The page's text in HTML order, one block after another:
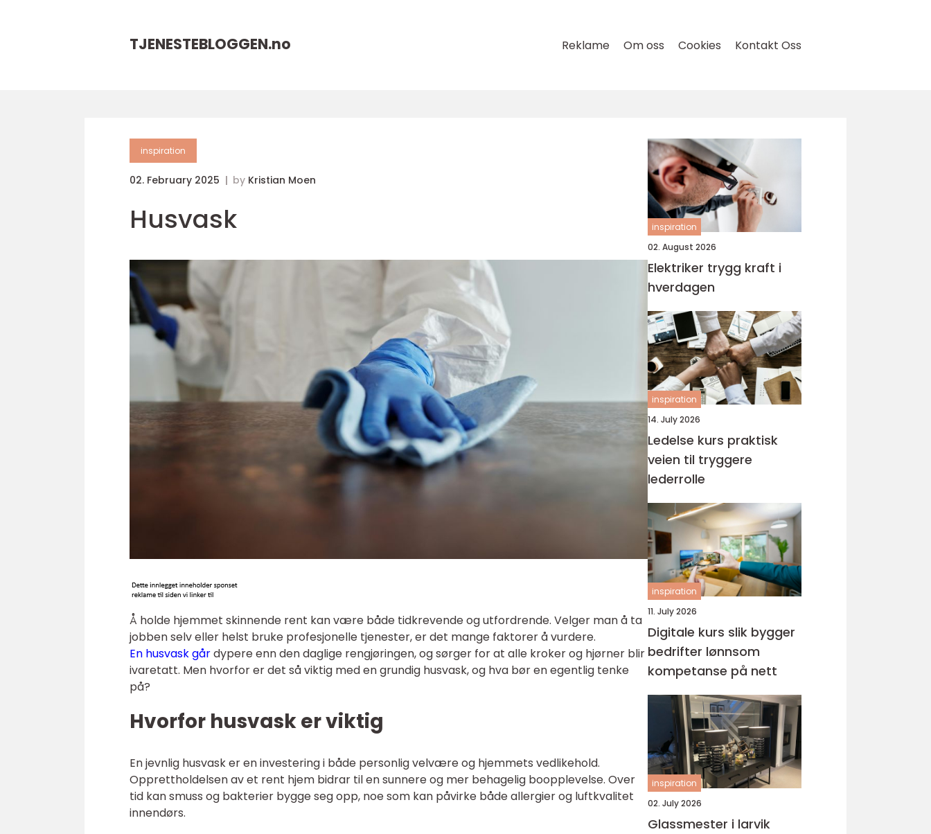
TJENESTEBLOGGEN.no Reklame Om oss Cookies Kontakt Oss
inspiration
02. February 2025 by Kristian Moen
Husvask
Å holde hjemmet skinnende rent kan være både tidkrevende og utfordrende. Velger man å ta
jobben selv eller helst bruke profesjonelle tjenester, er det mange faktorer å vurdere.
En husvask gårdypere enn den daglige rengjøringen, og sørger for at alle kroker og hjørner blir
ivaretatt. Men hvorfor er det så viktig med en grundig husvask, og hva bør en egentlig tenke
på?
Hvorfor husvask er viktig
En jevnlig husvask er en investering i både personlig velvære og hjemmets vedlikehold.
Opprettholdelsen av et rent hjem bidrar til en sunnere og mer behagelig boopplevelse. Over
tid kan smuss og bakterier bygge seg opp, noe som kan påvirke både allergier og luftkvalitet
innendørs.
inspiration
02. August 2026
Elektriker trygg kraft i
hverdagen
inspiration
14. July 2026
Ledelse kurs praktisk
veien til tryggere
lederrolle
inspiration
11. July 2026
Digitale kurs slik bygger
bedrifter lønnsom
kompetanse på nett
inspiration
02. July 2026
Glassmester i larvik